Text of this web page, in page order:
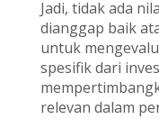
Jadi, tidak ada
dianggap baik
untuk
spesifik dari
relevan dalam